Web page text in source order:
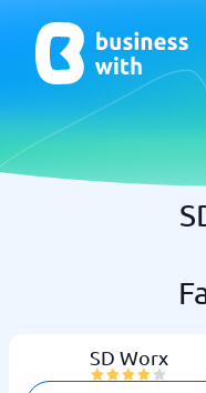
SD Worx